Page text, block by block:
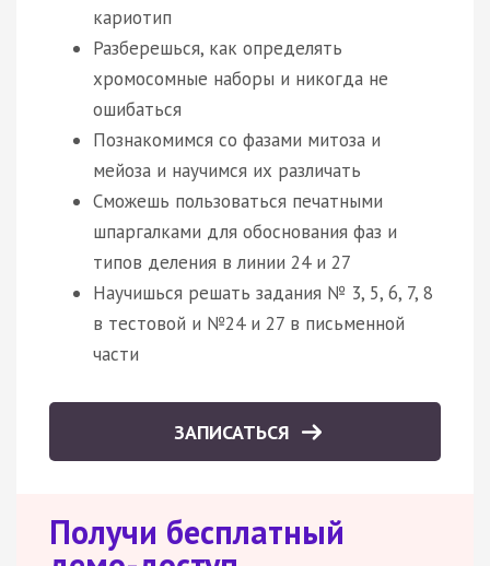
кариотип
Разберешься, как определять
хромосомные наборы и никогда не
ошибаться
Познакомимся со фазами митоза и
мейоза и научимся их различать
Сможешь пользоваться печатными
шпаргалками для обоснования фаз и
типов деления в линии 24 и 27
Научишься решать задания № 3, 5, 6, 7, 8
в тестовой и №24 и 27 в письменной
части
ЗАПИСАТЬСЯ
Получи бесплатный